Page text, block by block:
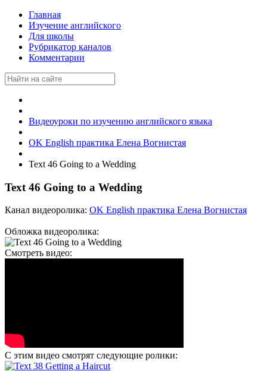
Главная
Изучение английского
Для школы
Рубрикатор каналов
Комментарии
Видеоуроки по изучению английского языка
OK English практика Елена Вогнистая
Text 46 Going to a Wedding
Text 46 Going to a Wedding
Канал видеоролика: OK English практика Елена Вогнистая
Обложка видеоролика:
Смотреть видео:
С этим видео смотрят следующие ролики: